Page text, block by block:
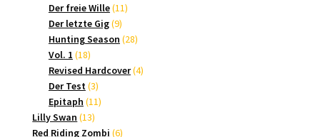
Produkte
Der freie Wille 1111
Der letzte Gig 99
Produkte
Hunting Season 2828
Vol. 1 1818
Produkte
Revised Hardcover 44
Der Test 33
Produkte
Epitaph 1111
Lilly Swan 1313
Produkte
Red Riding Zombi 66